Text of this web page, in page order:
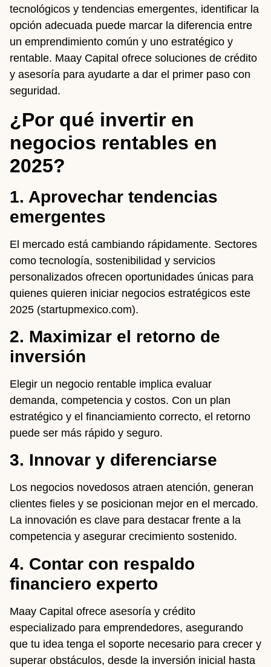
tecnológicos y tendencias emergentes, identificar la
opción adecuada puede marcar la diferencia entre
un emprendimiento común y uno estratégico y
rentable. Maay Capital ofrece soluciones de crédito
y asesoría para ayudarte a dar el primer paso con
seguridad.
¿Por qué invertir en
negocios rentables en
2025?
1. Aprovechar tendencias
emergentes
El mercado está cambiando rápidamente. Sectores
como tecnología, sostenibilidad y servicios
personalizados ofrecen oportunidades únicas para
quienes quieren iniciar negocios estratégicos este
2025 (startupmexico.com).
2. Maximizar el retorno de
inversión
Elegir un negocio rentable implica evaluar
demanda, competencia y costos. Con un plan
estratégico y el financiamiento correcto, el retorno
puede ser más rápido y seguro.
3. Innovar y diferenciarse
Los negocios novedosos atraen atención, generan
clientes fieles y se posicionan mejor en el mercado.
La innovación es clave para destacar frente a la
competencia y asegurar crecimiento sostenido.
4. Contar con respaldo
financiero experto
Maay Capital ofrece asesoría y crédito
especializado para emprendedores, asegurando
que tu idea tenga el soporte necesario para crecer y
superar obstáculos, desde la inversión inicial hasta